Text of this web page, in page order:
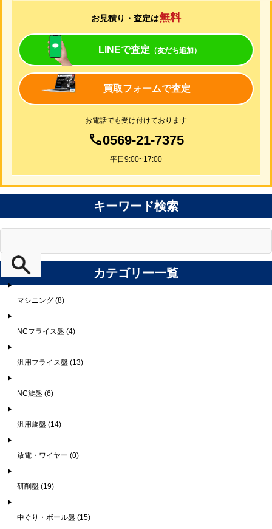
お見積り・査定は無料
LINEで査定 （友だち追加）
買取フォームで査定
お電話でも受け付けております
0569-21-7375
平日9:00~17:00
キーワード検索
カテゴリー一覧
マシニング (8)
NCフライス盤 (4)
汎用フライス盤 (13)
NC旋盤 (6)
汎用旋盤 (14)
放電・ワイヤー (0)
研削盤 (19)
中ぐり・ボール盤 (15)